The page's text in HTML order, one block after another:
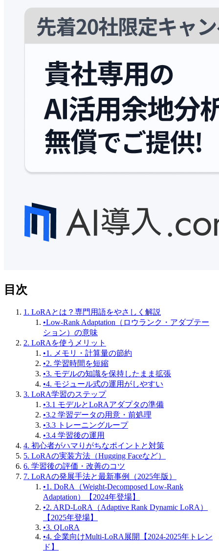
目次
1. LoRAとは？専門用語をやさしく解説
•Low-Rank Adaptation（ロウランク・アダプテー
ション）の意味
2. LoRAを使うメリット
•1. メモリ・計算量の節約
•2. 学習時間を短縮
•3. モデルの知識を保持したまま拡張
•4. モジュール式の運用がしやすい
3. LoRA学習のステップ
•3.1 モデルとLoRAアダプタの準備
•3.2 学習データの用意・前処理
•3.3 トレーニングループ
•3.4 学習後の運用
4. 初心者がハマりがちなポイントと対策
5. LoRAの実装方法（Hugging Faceなど）
6. 学習後の評価・改善のコツ
7. LoRAの発展手法と最新事例（2025年版）
•1. DoRA（Weight-Decomposed Low-Rank
Adaptation）【2024年登場】
•2. ARD-LoRA（Adaptive Rank Dynamic LoRA）
【2025年登場】
•3. QLoRA
•4. 企業向けMulti-LoRA展開【2024-2025年トレン
ド】